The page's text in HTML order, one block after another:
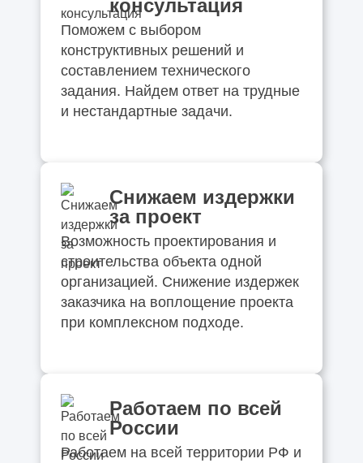
консультация
Поможем с выбором
конструктивных решений и
составлением технического
задания. Найдем ответ на трудные
и нестандартные задачи.
Снижаем издержки
за проект
Возможность проектирования и
строительства объекта одной
организацией. Снижение издержек
заказчика на воплощение проекта
при комплексном подходе.
Работаем по всей
России
Работаем на всей территории РФ и